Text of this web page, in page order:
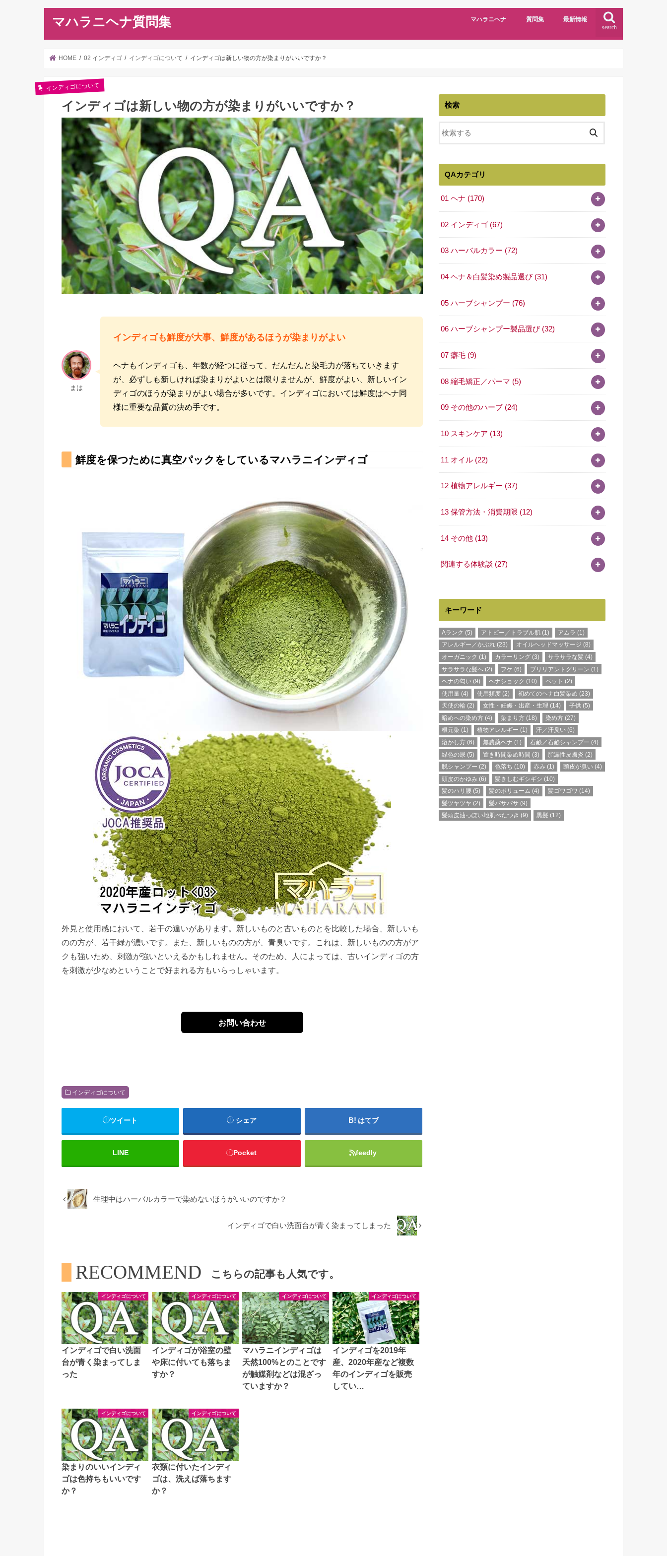
マハラニヘナ質問集 search
マハラニヘナ 質問集 最新情報
HOME 02 インディゴ インディゴについて インディゴは新しい物の方が染まりがいいですか？
インディゴについて
インディゴは新しい物の方が染まりがいいですか？
まは
インディゴも鮮度が大事、鮮度があるほうが染まりがよい
ヘナもインディゴも、年数が経つに従って、だんだんと染毛力が落ちていきます
が、必ずしも新しければ染まりがよいとは限りませんが、鮮度がよい、新しいイン
ディゴのほうが染まりがよい場合が多いです。インディゴにおいては鮮度はヘナ同
様に重要な品質の決め手です。
鮮度を保つために真空パックをしているマハラニインディゴ
外見と使用感において、若干の違いがあります。新しいものと古いものとを比較した場合、新しいも
のの方が、若干緑が濃いです。また、新しいものの方が、青臭いです。これは、新しいものの方がア
クも強いため、刺激が強いといえるかもしれません。そのため、人によっては、古いインディゴの方
を刺激が少なめということで好まれる方もいらっしゃいます。
お問い合わせ
インディゴについて
ツイート シェア はてブ
LINE Pocket feedly
生理中はハーバルカラーで染めないほうがいいのですか？
インディゴで白い洗面台が青く染まってしまった
RECOMMEND こちらの記事も人気です。
インディゴについて
インディゴで白い洗面
台が青く染まってしま
った
インディゴについて
インディゴが浴室の壁
や床に付いても落ちま
すか？
インディゴについて
マハラニインディゴは
天然100%とのことです
が触媒剤などは混ざっ
ていますか？
インディゴについて
インディゴを2019年
産、2020年産など複数
年のインディゴを販売
してい…
インディゴについて
染まりのいいインディ
ゴは色持ちもいいです
か？
インディゴについて
衣類に付いたインディ
ゴは、洗えば落ちます
か？
検索
QAカテゴリ
01 ヘナ (170)
02 インディゴ (67)
03 ハーバルカラー (72)
04 ヘナ＆白髪染め製品選び (31)
05 ハーブシャンプー (76)
06 ハーブシャンプー製品選び (32)
07 癖毛 (9)
08 縮毛矯正／パーマ (5)
09 その他のハーブ (24)
10 スキンケア (13)
11 オイル (22)
12 植物アレルギー (37)
13 保管方法・消費期限 (12)
14 その他 (13)
関連する体験談 (27)
キーワード
Aランク (5) アトピー／トラブル肌 (1) アムラ (1)
アレルギー／かぶれ (23) オイルヘッドマッサージ (8)
オーガニック (1) カラーリング (3) サラサラな髪 (4)
サラサラな髪へ (2) フケ (6) ブリリアントグリーン (1)
ヘナの匂い (9) ヘナショック (10) ペット (2)
使用量 (4) 使用頻度 (2) 初めてのヘナ白髪染め (23)
天使の輪 (2) 女性・妊娠・出産・生理 (14) 子供 (5)
暗めへの染め方 (4) 染まり方 (18) 染め方 (27)
根元染 (1) 植物アレルギー (1) 汗／汗臭い (6)
溶かし方 (6) 無農薬ヘナ (1) 石鹸／石鹸シャンプー (4)
緑色の尿 (5) 置き時間染め時間 (3) 脂漏性皮膚炎 (2)
脱シャンプー (2) 色落ち (10) 赤み (1) 頭皮が臭い(4)
頭皮のかゆみ (6) 髪きしむギシギシ (10)
髪のハリ腰 (5) 髪のボリューム (4) 髪ゴワゴワ (14)
髪ツヤツヤ (2) 髪バサバサ (9)
髪頭皮油っぽい地肌べたつき (9) 黒髪 (12)